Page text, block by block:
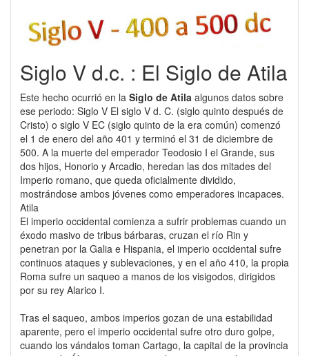
Siglo V d.c. : El Siglo de Atila
Este hecho ocurrió en la Siglo de Atila algunos datos sobre
ese periodo: Siglo V El siglo V d. C. (siglo quinto después de
Cristo) o siglo V EC (siglo quinto de la era común) comenzó
el 1 de enero del año 401 y terminó el 31 de diciembre de
500. A la muerte del emperador Teodosio I el Grande, sus
dos hijos, Honorio y Arcadio, heredan las dos mitades del
Imperio romano, que queda oficialmente dividido,
mostrándose ambos jóvenes como emperadores incapaces.
Atila
El imperio occidental comienza a sufrir problemas cuando un
éxodo masivo de tribus bárbaras, cruzan el río Rin y
penetran por la Galia e Hispania, el imperio occidental sufre
continuos ataques y sublevaciones, y en el año 410, la propia
Roma sufre un saqueo a manos de los visigodos, dirigidos
por su rey Alarico I.
Tras el saqueo, ambos imperios gozan de una estabilidad
aparente, pero el imperio occidental sufre otro duro golpe,
cuando los vándalos toman Cartago, la capital de la provincia